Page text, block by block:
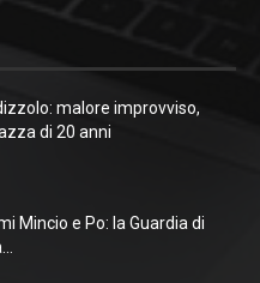
malore improvviso,
di 20 anni
Mincio e Po: la Guardia di